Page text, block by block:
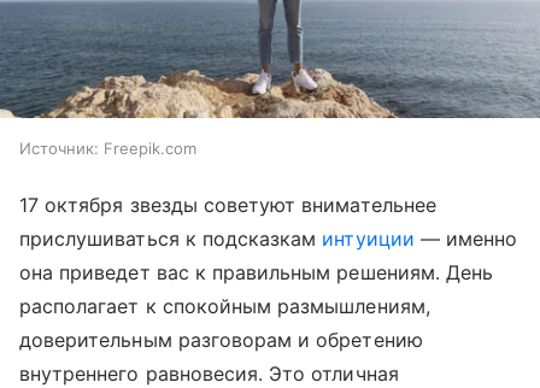
Источник: Freepik.com
17 октября звезды советуют внимательнее
прислушиваться к подсказкам интуиции — именно
она приведет вас к правильным решениям. День
располагает к спокойным размышлениям,
доверительным разговорам и обретению
внутреннего равновесия. Это отличная